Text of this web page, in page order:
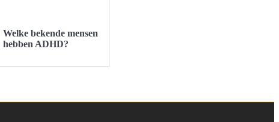
Welke bekende mensen
hebben ADHD?